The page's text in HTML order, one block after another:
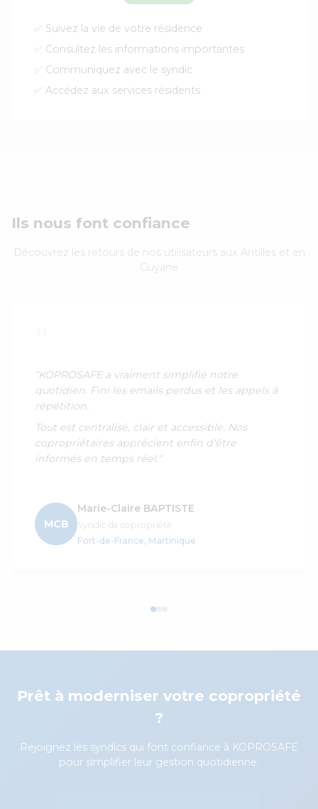
✅ Suivez la vie de votre résidence
✅ Consultez les informations importantes
✅ Communiquez avec le syndic
✅ Accédez aux services résidents
Ils nous font confiance
Découvrez les retours de nos utilisateurs aux Antilles et en
Guyane
"Enfin une solution qui n'est pas une usine à gaz
! Interface intuitive, fonctionnalités essentielles,
rien de superflu.
On gagne un temps fou sur la gestion des votes
et des documents. Je recommande vivement."
JML
Jean-Marc LOUIS
Président du conseil syndical
Pointe-à-Pitre, Guadeloupe
Prêt à moderniser votre copropriété
?
Rejoignez les syndics qui font confiance à KOPROSAFE
pour simplifier leur gestion quotidienne.